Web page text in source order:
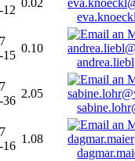
12
0.02
15
0.10
36
2.05
16
1.08